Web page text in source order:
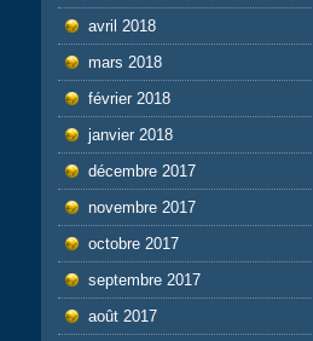
avril 2018
mars 2018
février 2018
janvier 2018
décembre 2017
novembre 2017
octobre 2017
septembre 2017
août 2017